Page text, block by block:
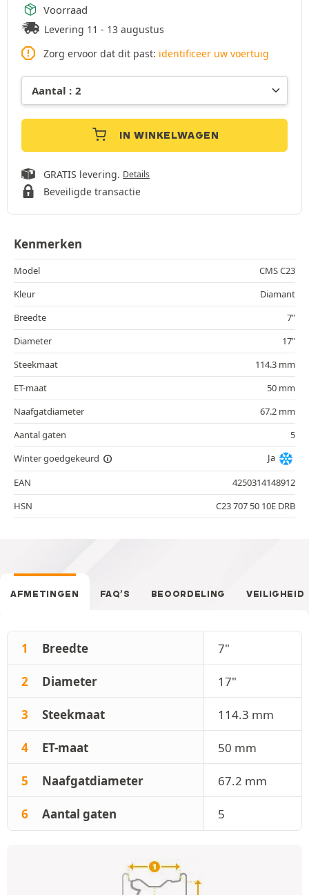
Voorraad
Levering 11 - 13 augustus
Zorg ervoor dat dit past: identificeer uw voertuig
IN WINKELWAGEN
GRATIS levering. Details
Beveiligde transactie
Kenmerken
Model
CMS C23
Kleur
Diamant
Breedte
7"
Diameter
17"
Steekmaat
114.3 mm
ET-maat
50 mm
Naafgatdiameter
67.2 mm
Aantal gaten
5
Winter goedgekeurd
Ja
EAN
4250314148912
HSN
C23 707 50 10E DRB
AFMETINGEN FAQ’S BEOORDELING VEILIGHEID
1 Breedte 7"
2 Diameter 17"
3 Steekmaat 114.3 mm
4 ET-maat 50 mm
5 Naafgatdiameter 67.2 mm
6 Aantal gaten 5